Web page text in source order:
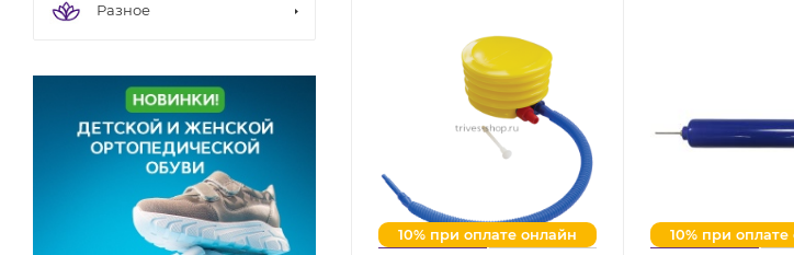
10% при оплате онлайн 10% при
Разное